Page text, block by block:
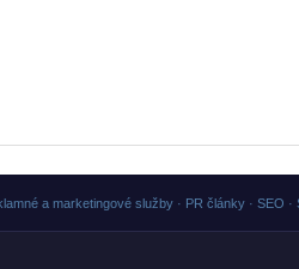
a marketingové služby · PR články · SEO